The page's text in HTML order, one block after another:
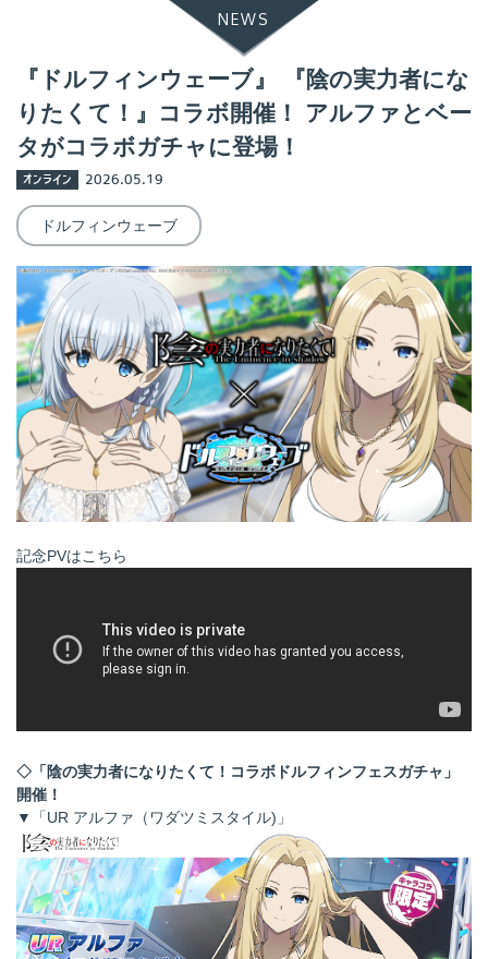
NEWS
『ドルフィンウェーブ』 『陰の実力者にな
りたくて！』コラボ開催！ アルファとベー
タがコラボガチャに登場！
オンライン 2026.05.19
ドルフィンウェーブ
記念PVはこちら
◇「陰の実力者になりたくて！コラボドルフィンフェスガチャ」
開催！
▼「UR アルファ（ワダツミスタイル)」